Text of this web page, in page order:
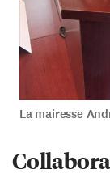
La mairesse